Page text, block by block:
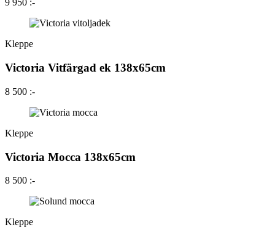
9 950 :-
Kleppe
Victoria Vitfärgad ek 138x65cm
8 500 :-
Kleppe
Victoria Mocca 138x65cm
8 500 :-
Kleppe